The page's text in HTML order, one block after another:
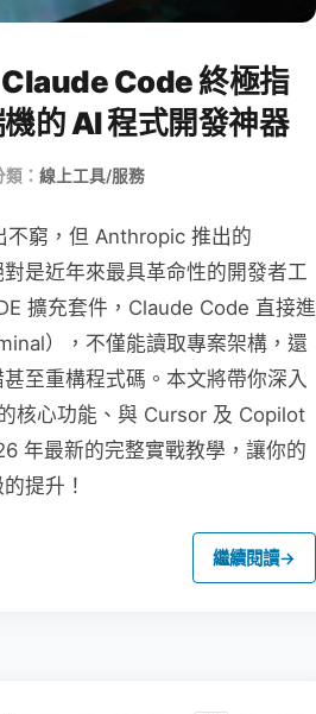
Code 終極指
的 AI 程式開發神器
類： 線上工具/服務
不窮，但 Anthropic 推出的
對是近年來最具革命性的開發者工
擴充套件，Claude Code 直接進
），不僅能讀取專案架構，還
至重構程式碼。本文將帶你深入
核心功能、與 Cursor 及 Copilot
年最新的完整實戰教學，讓你的
提升！
繼續閱讀→